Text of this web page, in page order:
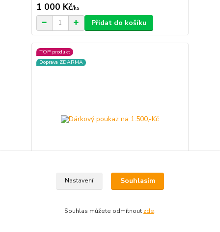
1 000 Kč/ks
Přidat do košíku
TOP produkt
Doprava ZDARMA
1 500 Kč/ks
Nastavení Souhlasím
Souhlas můžete odmítnout zde.